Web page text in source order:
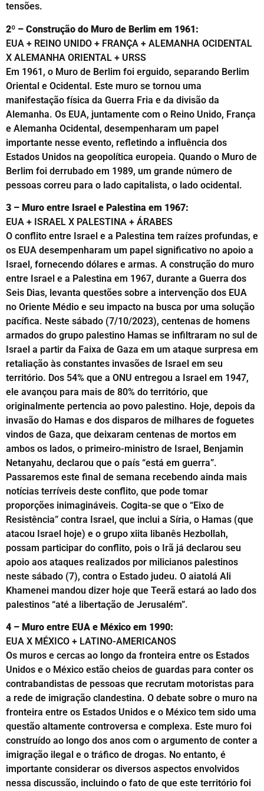
tensões.
2º – Construção do Muro de Berlim em 1961:
EUA + REINO UNIDO + FRANÇA + ALEMANHA OCIDENTAL
X ALEMANHA ORIENTAL + URSS
Em 1961, o Muro de Berlim foi erguido, separando Berlim
Oriental e Ocidental. Este muro se tornou uma
manifestação física da Guerra Fria e da divisão da
Alemanha. Os EUA, juntamente com o Reino Unido, França
e Alemanha Ocidental, desempenharam um papel
importante nesse evento, refletindo a influência dos
Estados Unidos na geopolítica europeia. Quando o Muro de
Berlim foi derrubado em 1989, um grande número de
pessoas correu para o lado capitalista, o lado ocidental.
3 – Muro entre Israel e Palestina em 1967:
EUA + ISRAEL X PALESTINA + ÁRABES
O conflito entre Israel e a Palestina tem raízes profundas, e
os EUA desempenharam um papel significativo no apoio a
Israel, fornecendo dólares e armas. A construção do muro
entre Israel e a Palestina em 1967, durante a Guerra dos
Seis Dias, levanta questões sobre a intervenção dos EUA
no Oriente Médio e seu impacto na busca por uma solução
pacífica. Neste sábado (7/10/2023), centenas de homens
armados do grupo palestino Hamas se infiltraram no sul de
Israel a partir da Faixa de Gaza em um ataque surpresa em
retaliação às constantes invasões de Israel em seu
território. Dos 54% que a ONU entregou a Israel em 1947,
ele avançou para mais de 80% do território, que
originalmente pertencia ao povo palestino. Hoje, depois da
invasão do Hamas e dos disparos de milhares de foguetes
vindos de Gaza, que deixaram centenas de mortos em
ambos os lados, o primeiro-ministro de Israel, Benjamin
Netanyahu, declarou que o país “está em guerra”.
Passaremos este final de semana recebendo ainda mais
notícias terríveis deste conflito, que pode tomar
proporções inimagináveis. Cogita-se que o “Eixo de
Resistência” contra Israel, que inclui a Síria, o Hamas (que
atacou Israel hoje) e o grupo xiita libanês Hezbollah,
possam participar do conflito, pois o Irã já declarou seu
apoio aos ataques realizados por milicianos palestinos
neste sábado (7), contra o Estado judeu. O aiatolá Ali
Khamenei mandou dizer hoje que Teerã estará ao lado dos
palestinos “até a libertação de Jerusalém”.
4 – Muro entre EUA e México em 1990:
EUA X MÉXICO + LATINO-AMERICANOS
Os muros e cercas ao longo da fronteira entre os Estados
Unidos e o México estão cheios de guardas para conter os
contrabandistas de pessoas que recrutam motoristas para
a rede de imigração clandestina. O debate sobre o muro na
fronteira entre os Estados Unidos e o México tem sido uma
questão altamente controversa e complexa. Este muro foi
construído ao longo dos anos com o argumento de conter a
imigração ilegal e o tráfico de drogas. No entanto, é
importante considerar os diversos aspectos envolvidos
nessa discussão, incluindo o fato de que este território foi